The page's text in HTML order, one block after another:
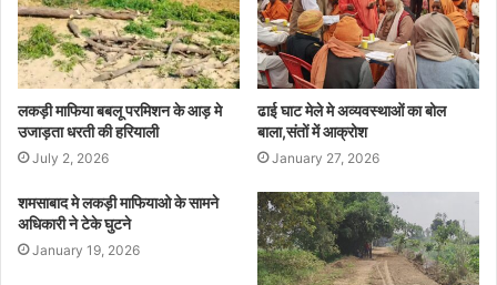
लकड़ी माफिया बबलू परमिशन के आड़ मे
उजाड़ता धरती की हरियाली
July 2, 2026
ढाई घाट मेले मे अव्यवस्थाओं का बोल
बाला,संतों में आक्रोश
January 27, 2026
शमसाबाद मे लकड़ी माफियाओ के सामने
अधिकारी ने टेके घुटने
January 19, 2026